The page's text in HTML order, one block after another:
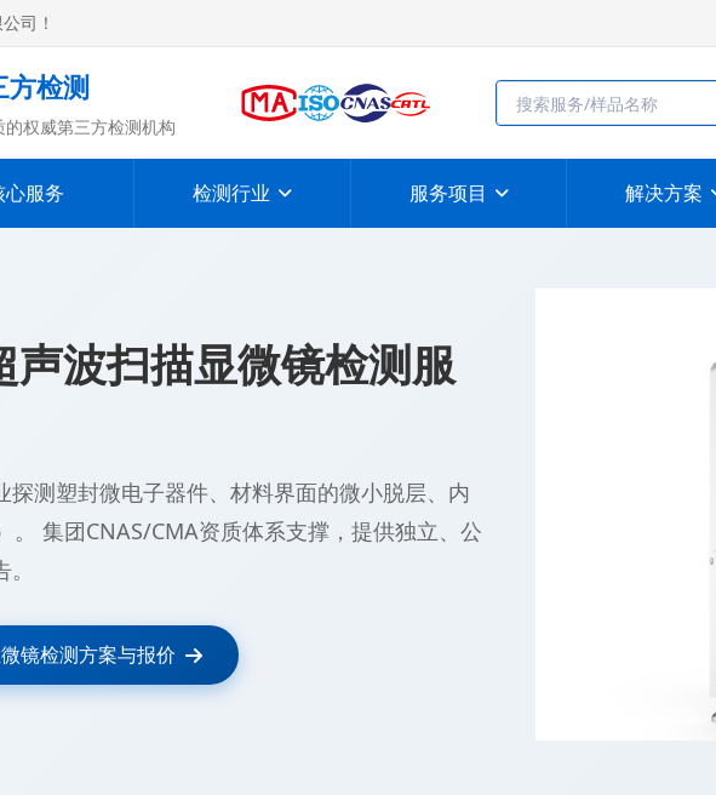
司！
方检测
权威第三方检测机构
心服务 检测行业 服务项目 解决方案
声波扫描显微镜检测服
探测塑封微电子器件、材料界面的微小脱层、内
。 集团CNAS/CMA资质体系支撑，提供独立、公
镜检测方案与报价